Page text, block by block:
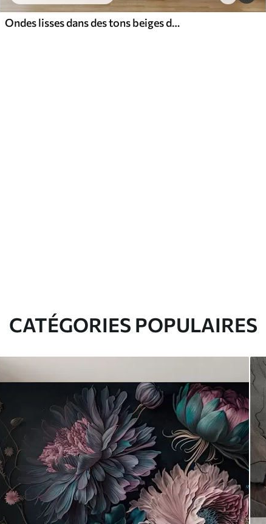
Ondes lisses dans des tons beiges doux en style aquarelle
CATÉGORIES POPULAIRES